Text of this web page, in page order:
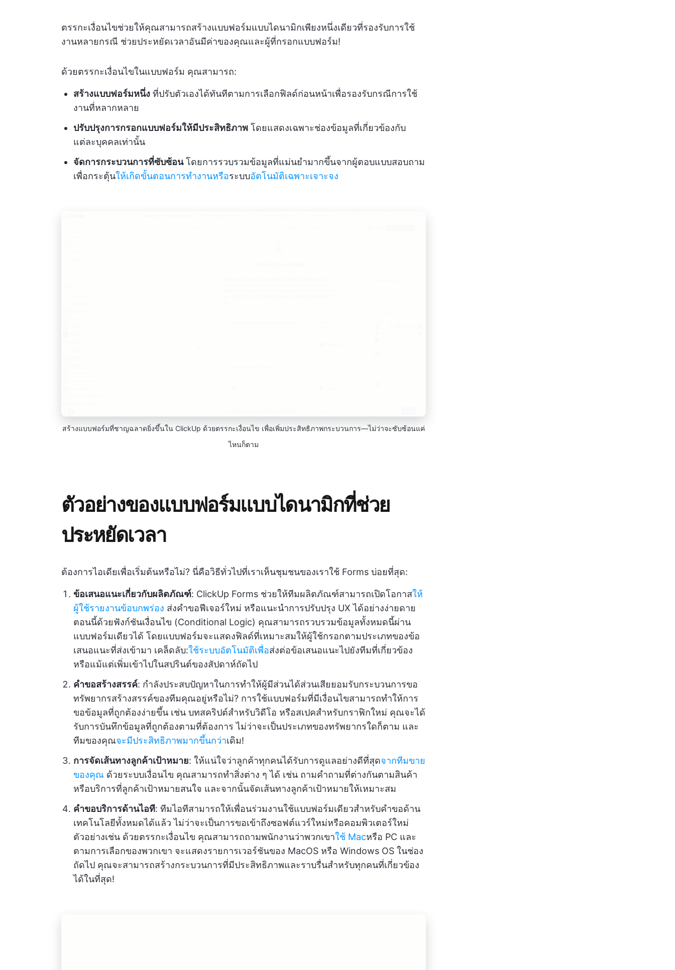
ตรรกะเงื่อนไขช่วยให้คุณสามารถสร้างแบบฟอร์มแบบไดนามิกเพียงหนึ่งเดียวที่รองรับการใช้
งานหลายกรณี ช่วยประหยัดเวลาอันมีค่าของคุณและผู้ที่กรอกแบบฟอร์ม!
ด้วยตรรกะเงื่อนไขในแบบฟอร์ม คุณสามารถ:
สร้างแบบฟอร์มหนึ่ง ที่ปรับตัวเองได้ทันทีตามการเลือกฟิลด์ก่อนหน้าเพื่อรองรับกรณีการใช้
งานที่หลากหลาย
ปรับปรุงการกรอกแบบฟอร์มให้มีประสิทธิภาพ โดยแสดงเฉพาะช่องข้อมูลที่เกี่ยวข้องกับ
แต่ละบุคคลเท่านั้น
จัดการกระบวนการที่ซับซ้อนโดยการรวบรวมข้อมูลที่แม่นยำมากขึ้นจากผู้ตอบแบบสอบถาม
เพื่อกระตุ้นให้เกิดขั้นตอนการทำงานหรือระบบอัตโนมัติเฉพาะเจาะจง
สร้างแบบฟอร์มที่ชาญฉลาดยิ่งขึ้นใน ClickUp ด้วยตรรกะเงื่อนไข เพื่อเพิ่มประสิทธิภาพกระบวนการ—ไม่ว่าจะซับซ้อนแค่
ไหนก็ตาม
ตัวอย่างของแบบฟอร์มแบบไดนามิกที่ช่วย
ประหยัดเวลา
ต้องการไอเดียเพื่อเริ่มต้นหรือไม่? นี่คือวิธีทั่วไปที่เราเห็นชุมชนของเราใช้ Forms บ่อยที่สุด:
ข้อเสนอแนะเกี่ยวกับผลิตภัณฑ์: ClickUp Forms ช่วยให้ทีมผลิตภัณฑ์สามารถเปิดโอกาสให้
ผู้ใช้รายงานข้อบกพร่อง ส่งคำขอฟีเจอร์ใหม่ หรือแนะนำการปรับปรุง UX ได้อย่างง่ายดาย
ตอนนี้ด้วยฟังก์ชันเงื่อนไข (Conditional Logic) คุณสามารถรวบรวมข้อมูลทั้งหมดนี้ผ่าน
แบบฟอร์มเดียวได้ โดยแบบฟอร์มจะแสดงฟิลด์ที่เหมาะสมให้ผู้ใช้กรอกตามประเภทของข้อ
เสนอแนะที่ส่งเข้ามา เคล็ดลับ:ใช้ระบบอัตโนมัติเพื่อส่งต่อข้อเสนอแนะไปยังทีมที่เกี่ยวข้อง
หรือแม้แต่เพิ่มเข้าไปในสปรินต์ของสัปดาห์ถัดไป
คำขอสร้างสรรค์: กำลังประสบปัญหาในการทำให้ผู้มีส่วนได้ส่วนเสียยอมรับกระบวนการขอ
ทรัพยากรสร้างสรรค์ของทีมคุณอยู่หรือไม่? การใช้แบบฟอร์มที่มีเงื่อนไขสามารถทำให้การ
ขอข้อมูลที่ถูกต้องง่ายขึ้น เช่น บทสคริปต์สำหรับวิดีโอ หรือสเปคสำหรับกราฟิกใหม่ คุณจะได้
รับการบันทึกข้อมูลที่ถูกต้องตามที่ต้องการ ไม่ว่าจะเป็นประเภทของทรัพยากรใดก็ตาม และ
ทีมของคุณจะมีประสิทธิภาพมากขึ้นกว่าเดิม!
การจัดเส้นทางลูกค้าเป้าหมาย: ให้แน่ใจว่าลูกค้าทุกคนได้รับการดูแลอย่างดีที่สุดจากทีมขาย
ของคุณ ด้วยระบบเงื่อนไข คุณสามารถทำสิ่งต่าง ๆ ได้ เช่น ถามคำถามที่ต่างกันตามสินค้า
หรือบริการที่ลูกค้าเป้าหมายสนใจ และจากนั้นจัดเส้นทางลูกค้าเป้าหมายให้เหมาะสม
คำขอบริการด้านไอที: ทีมไอทีสามารถให้เพื่อนร่วมงานใช้แบบฟอร์มเดียวสำหรับคำขอด้าน
เทคโนโลยีทั้งหมดได้แล้ว ไม่ว่าจะเป็นการขอเข้าถึงซอฟต์แวร์ใหม่หรือคอมพิวเตอร์ใหม่
ตัวอย่างเช่น ด้วยตรรกะเงื่อนไข คุณสามารถถามพนักงานว่าพวกเขาใช้ Macหรือ PC และ
ตามการเลือกของพวกเขา จะแสดงรายการเวอร์ชันของ MacOS หรือ Windows OS ในช่อง
ถัดไป คุณจะสามารถสร้างกระบวนการที่มีประสิทธิภาพและราบรื่นสำหรับทุกคนที่เกี่ยวข้อง
ได้ในที่สุด!